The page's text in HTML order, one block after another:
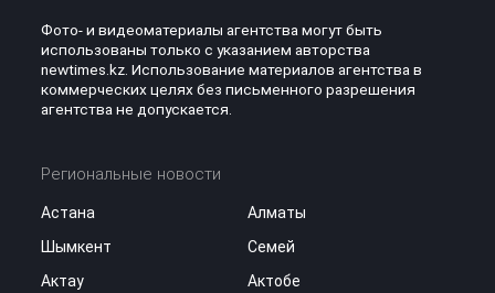
Фото- и видеоматериалы агентства могут быть
использованы только с указанием авторства
newtimes.kz. Использование материалов агентства в
коммерческих целях без письменного разрешения
агентства не допускается.
Региональные новости
Астана
Алматы
Шымкент
Семей
Актау
Актобе